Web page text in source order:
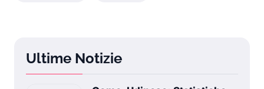
Ultime Notizie